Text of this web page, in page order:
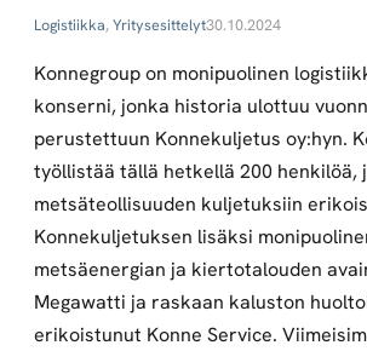
huippuosaajat.
Logistiikka, Yritysesittelyt30.10.2024
Konnegroup on monipuolinen
konserni, jonka historia ulottuu
perustettuun Konnekuljetus oy:hyn.
työllistää tällä hetkellä 200 henkilöä,
metsäteollisuuden kuljetuksiin
Konnekuljetuksen lisäksi
metsäenergian ja kiertotalouden
Megawatti ja raskaan kaluston
erikoistunut Konne Service.